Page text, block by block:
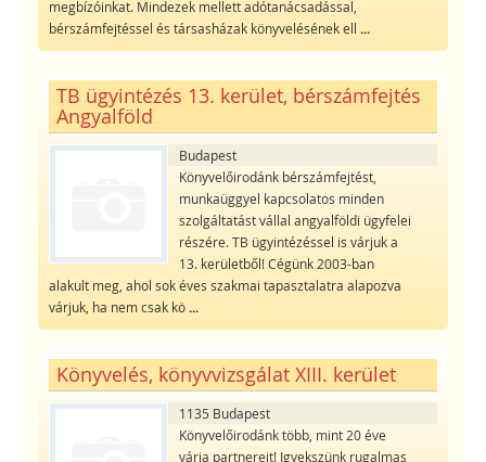
megbízóinkat. Mindezek mellett adótanácsadással,
bérszámfejtéssel és társasházak könyvelésének ell ...
TB ügyintézés 13. kerület, bérszámfejtés
Angyalföld
Budapest
Könyvelőirodánk bérszámfejtést,
munkaüggyel kapcsolatos minden
szolgáltatást vállal angyalföldi ügyfelei
részére. TB ügyintézéssel is várjuk a
13. kerületből! Cégünk 2003-ban
alakult meg, ahol sok éves szakmai tapasztalatra alapozva
várjuk, ha nem csak kö...
Könyvelés, könyvvizsgálat XIII. kerület
1135 Budapest
Könyvelőirodánk több, mint 20 éve
várja partnereit! Igyekszünk rugalmas